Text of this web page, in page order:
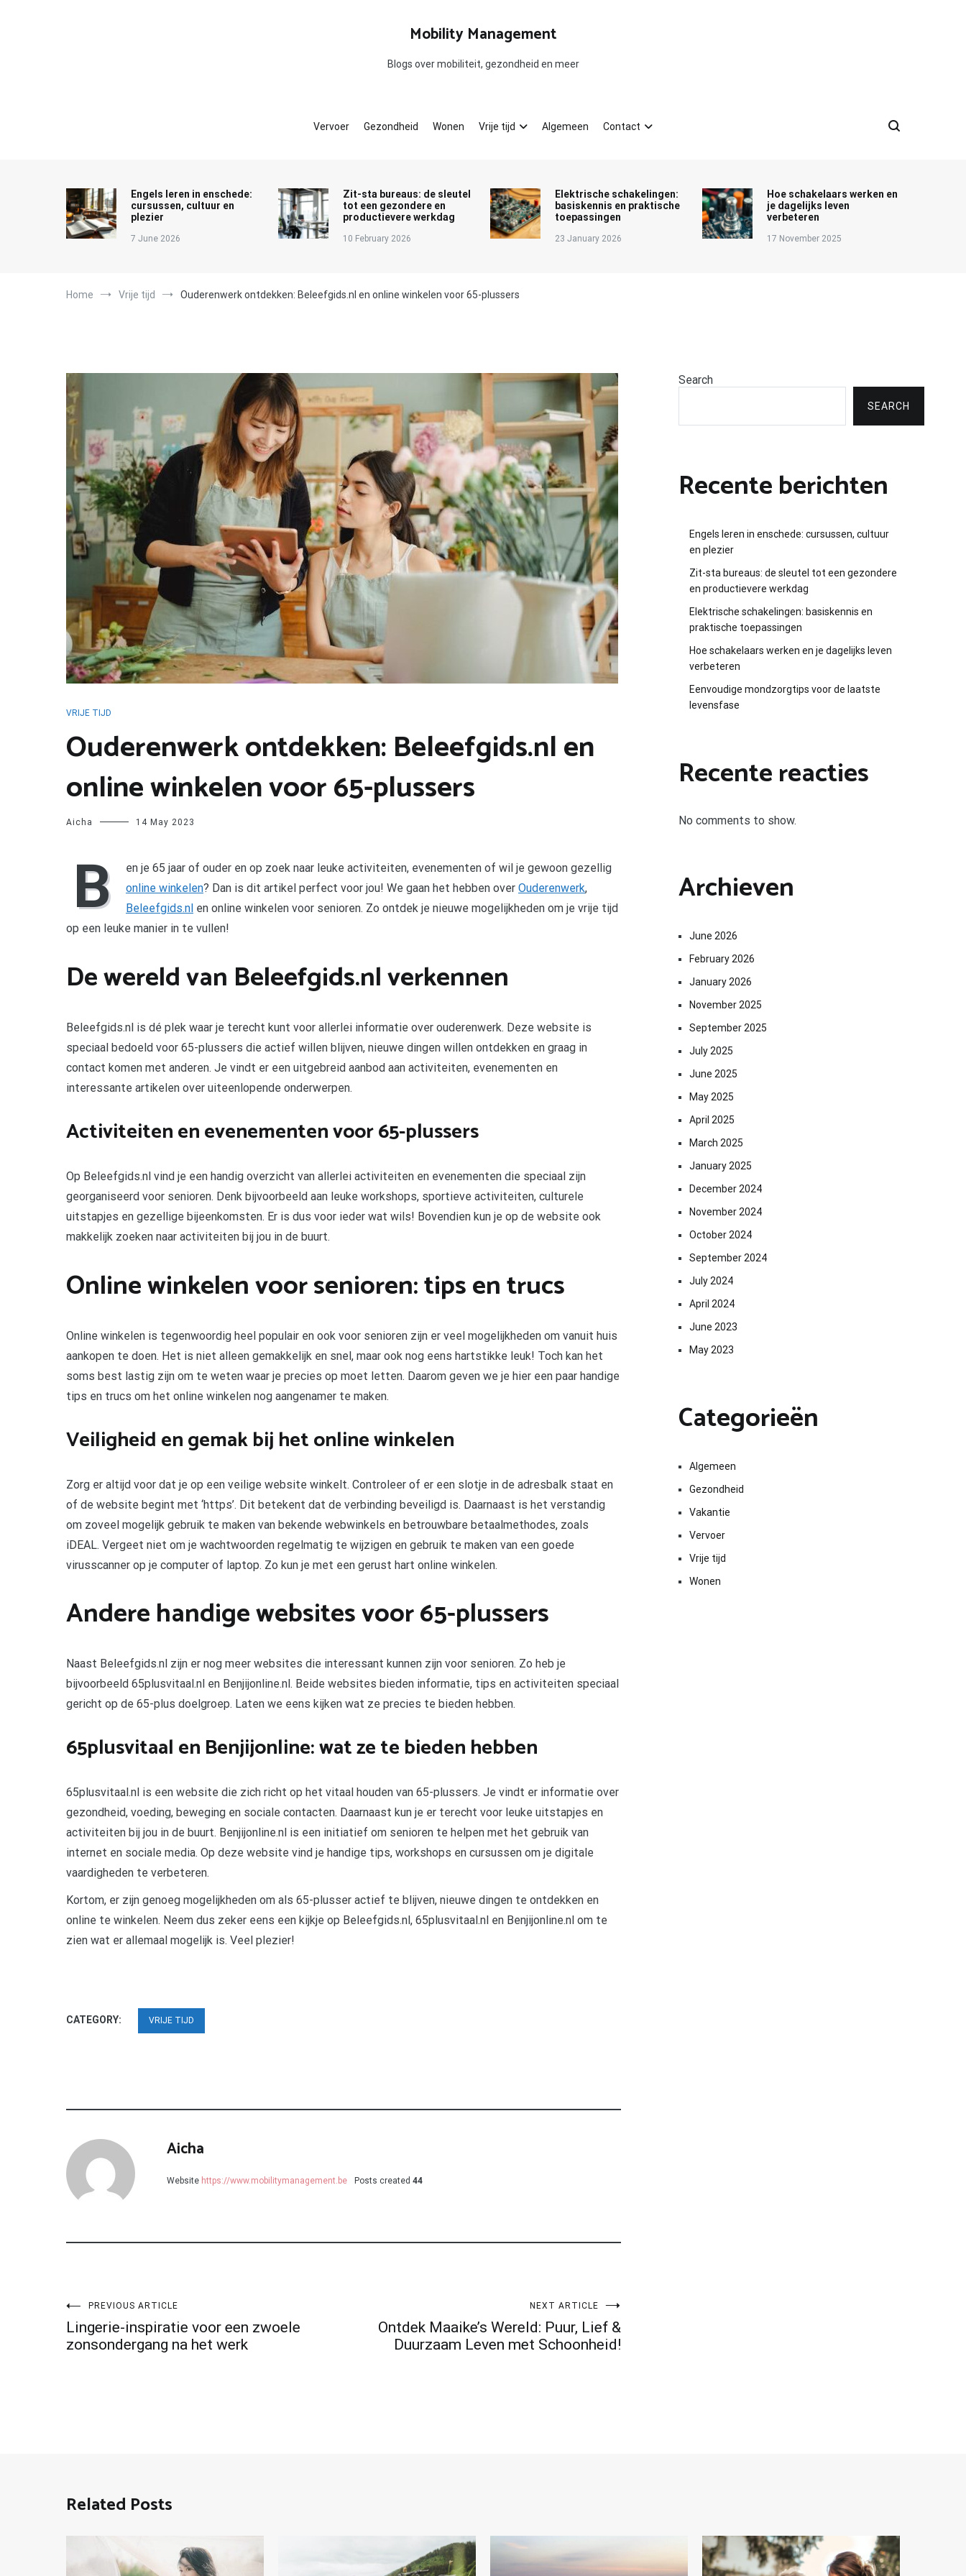
Mobility Management
Blogs over mobiliteit, gezondheid en meer
Vervoer Gezondheid Wonen Vrije tijd Algemeen Contact
Engels leren in enschede:
cursussen, cultuur en
plezier
7 June 2026
Zit-sta bureaus: de sleutel
tot een gezondere en
productievere werkdag
10 February 2026
Elektrische schakelingen:
basiskennis en praktische
toepassingen
23 January 2026
Hoe schakelaars werken en
je dagelijks leven
verbeteren
17 November 2025
Home Vrije tijd Ouderenwerk ontdekken: Beleefgids.nl en online winkelen voor 65-plussers
VRIJE TIJD
Ouderenwerk ontdekken: Beleefgids.nl en
online winkelen voor 65-plussers
Aicha 14 May 2023
B
en je 65 jaar of ouder en op zoek naar leuke activiteiten, evenementen of wil je gewoon gezellig
online winkelen? Dan is dit artikel perfect voor jou! We gaan het hebben over Ouderenwerk,
Beleefgids.nl en online winkelen voor senioren. Zo ontdek je nieuwe mogelijkheden om je vrije tijd
op een leuke manier in te vullen!
De wereld van Beleefgids.nl verkennen
Beleefgids.nl is dé plek waar je terecht kunt voor allerlei informatie over ouderenwerk. Deze website is
speciaal bedoeld voor 65-plussers die actief willen blijven, nieuwe dingen willen ontdekken en graag in
contact komen met anderen. Je vindt er een uitgebreid aanbod aan activiteiten, evenementen en
interessante artikelen over uiteenlopende onderwerpen.
Activiteiten en evenementen voor 65-plussers
Op Beleefgids.nl vind je een handig overzicht van allerlei activiteiten en evenementen die speciaal zijn
georganiseerd voor senioren. Denk bijvoorbeeld aan leuke workshops, sportieve activiteiten, culturele
uitstapjes en gezellige bijeenkomsten. Er is dus voor ieder wat wils! Bovendien kun je op de website ook
makkelijk zoeken naar activiteiten bij jou in de buurt.
Online winkelen voor senioren: tips en trucs
Online winkelen is tegenwoordig heel populair en ook voor senioren zijn er veel mogelijkheden om vanuit huis
aankopen te doen. Het is niet alleen gemakkelijk en snel, maar ook nog eens hartstikke leuk! Toch kan het
soms best lastig zijn om te weten waar je precies op moet letten. Daarom geven we je hier een paar handige
tips en trucs om het online winkelen nog aangenamer te maken.
Veiligheid en gemak bij het online winkelen
Zorg er altijd voor dat je op een veilige website winkelt. Controleer of er een slotje in de adresbalk staat en
of de website begint met ‘https’. Dit betekent dat de verbinding beveiligd is. Daarnaast is het verstandig
om zoveel mogelijk gebruik te maken van bekende webwinkels en betrouwbare betaalmethodes, zoals
iDEAL. Vergeet niet om je wachtwoorden regelmatig te wijzigen en gebruik te maken van een goede
virusscanner op je computer of laptop. Zo kun je met een gerust hart online winkelen.
Andere handige websites voor 65-plussers
Naast Beleefgids.nl zijn er nog meer websites die interessant kunnen zijn voor senioren. Zo heb je
bijvoorbeeld 65plusvitaal.nl en Benjijonline.nl. Beide websites bieden informatie, tips en activiteiten speciaal
gericht op de 65-plus doelgroep. Laten we eens kijken wat ze precies te bieden hebben.
65plusvitaal en Benjijonline: wat ze te bieden hebben
65plusvitaal.nl is een website die zich richt op het vitaal houden van 65-plussers. Je vindt er informatie over
gezondheid, voeding, beweging en sociale contacten. Daarnaast kun je er terecht voor leuke uitstapjes en
activiteiten bij jou in de buurt. Benjijonline.nl is een initiatief om senioren te helpen met het gebruik van
internet en sociale media. Op deze website vind je handige tips, workshops en cursussen om je digitale
vaardigheden te verbeteren.
Kortom, er zijn genoeg mogelijkheden om als 65-plusser actief te blijven, nieuwe dingen te ontdekken en
online te winkelen. Neem dus zeker eens een kijkje op Beleefgids.nl, 65plusvitaal.nl en Benjijonline.nl om te
zien wat er allemaal mogelijk is. Veel plezier!
CATEGORY: VRIJE TIJD
Aicha
Website https://www.mobilitymanagement.be Posts created 44
Post
navigation
PREVIOUS ARTICLE
Lingerie-inspiratie voor een zwoele
zonsondergang na het werk
NEXT ARTICLE
Ontdek Maaike’s Wereld: Puur, Lief &
Duurzaam Leven met Schoonheid!
Search
SEARCH
Recente berichten
Engels leren in enschede: cursussen, cultuur
en plezier
Zit-sta bureaus: de sleutel tot een gezondere
en productievere werkdag
Elektrische schakelingen: basiskennis en
praktische toepassingen
Hoe schakelaars werken en je dagelijks leven
verbeteren
Eenvoudige mondzorgtips voor de laatste
levensfase
Recente reacties
No comments to show.
Archieven
June 2026
February 2026
January 2026
November 2025
September 2025
July 2025
June 2025
May 2025
April 2025
March 2025
January 2025
December 2024
November 2024
October 2024
September 2024
July 2024
April 2024
June 2023
May 2023
Categorieën
Algemeen
Gezondheid
Vakantie
Vervoer
Vrije tijd
Wonen
Related Posts